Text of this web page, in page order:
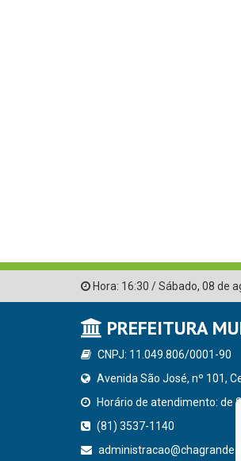
Hora: 16:30 /Sábado, 08 de
PREFEITURA
CNPJ: 11.049.806/0001-90
Avenida São José, nº 101,
Horário de atendimento: de
(81) 3537-1140